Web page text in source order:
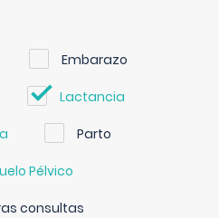
Embarazo
Lactancia
Parto
Pélvico
consultas